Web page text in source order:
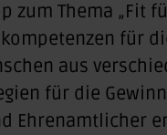
zum Thema „Fit
für
aus
für die
Ehrenamtlicher